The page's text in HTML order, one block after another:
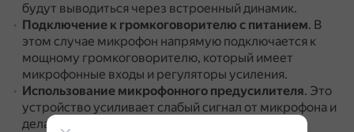
будут выводиться через встроенный динамик.
Подключение к громкоговорителю с питанием. В
этом случае микрофон напрямую подключается к
мощному громкоговорителю, который имеет
микрофонные входы и регуляторы усиления.
Использование микрофонного предусилителя. Это
устройство усиливает слабый сигнал от микрофона и
делает его совместимым с входом колонки.